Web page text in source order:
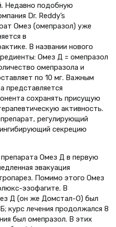
Недавно подобную
Dr. Reddy’s
Омез (омепразол) уже
в
В названии нового
Омез Д = омепразол
омепразола и
по 10 мг. Важным
представляется
сохранять присущую
активность.
регулирующий
секрецию
Омез Д в первую
эвакуация
Помимо этого Омез
эзофагите. В
Д (он же Домстал-О) был
курс лечения продолжался 8
был омепразол. В этих